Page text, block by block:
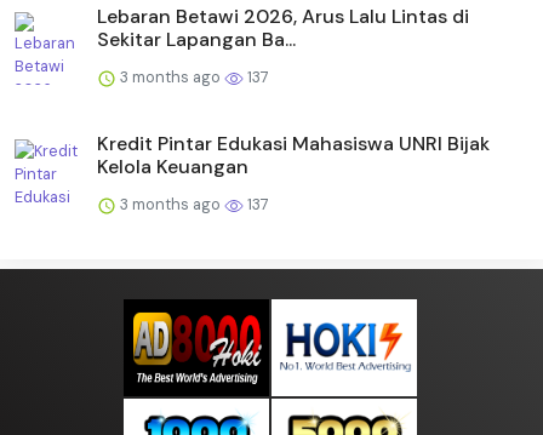
Lebaran Betawi 2026, Arus Lalu Lintas di
Sekitar Lapangan Ba...
3 months ago 137
Kredit Pintar Edukasi Mahasiswa UNRI Bijak
Kelola Keuangan
3 months ago 137